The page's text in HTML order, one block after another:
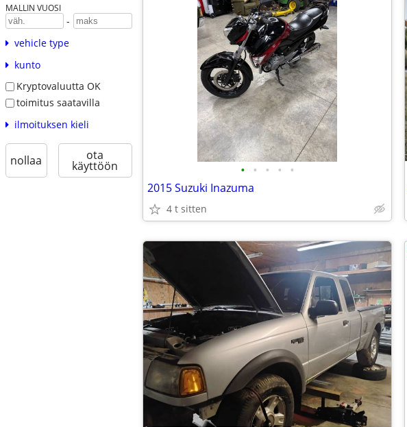
MALLIN VUOSI
-
vehicle type
kunto
Kryptovaluutta OK
toimitus saatavilla
ilmoituksen kieli
nollaa ota
käyttöön • • • • •
2015 Suzuki Inazuma
4 t sitten